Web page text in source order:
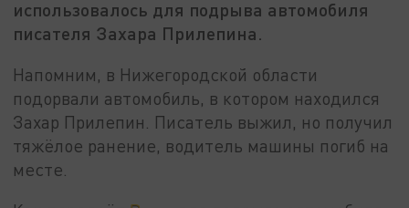
использовалось для подрыва автомобиля
писателя Захара Прилепина.
Напомним, в Нижегородской области
подорвали автомобиль, в котором находился
Захар Прилепин. Писатель выжил, но получил
тяжёлое ранение, водитель машины погиб на
месте.